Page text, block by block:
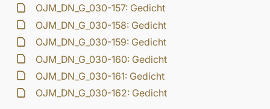
OJM_DN_G_030-157: Gedicht
OJM_DN_G_030-158: Gedicht
OJM_DN_G_030-159: Gedicht
OJM_DN_G_030-160: Gedicht
OJM_DN_G_030-161: Gedicht
OJM_DN_G_030-162: Gedicht